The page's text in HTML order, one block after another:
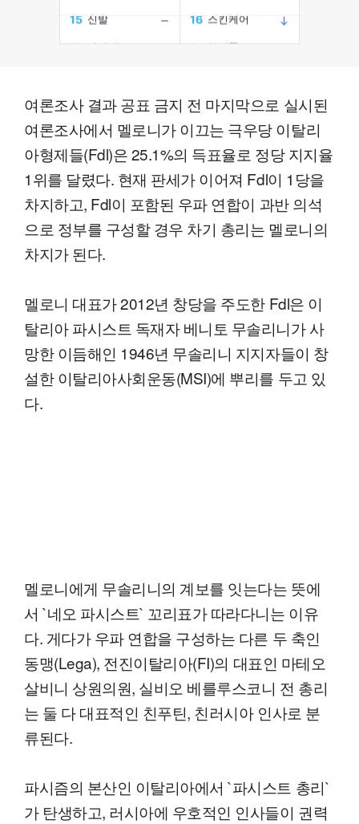
여론조사 결과 공표 금지 전 마지막으로 실시된
여론조사에서 멜로니가 이끄는 극우당 이탈리
아형제들(Fdl)은 25.1%의 득표율로 정당 지지율
1위를 달렸다. 현재 판세가 이어져 Fdl이 1당을
차지하고, Fdl이 포함된 우파 연합이 과반 의석
으로 정부를 구성할 경우 차기 총리는 멜로니의
차지가 된다.
멜로니 대표가 2012년 창당을 주도한 Fdl은 이
탈리아 파시스트 독재자 베니토 무솔리니가 사
망한 이듬해인 1946년 무솔리니 지지자들이 창
설한 이탈리아사회운동(MSI)에 뿌리를 두고 있
다.
멜로니에게 무솔리니의 계보를 잇는다는 뜻에
서 `네오 파시스트` 꼬리표가 따라다니는 이유
다. 게다가 우파 연합을 구성하는 다른 두 축인
동맹(Lega), 전진이탈리아(FI)의 대표인 마테오
살비니 상원의원, 실비오 베를루스코니 전 총리
는 둘 다 대표적인 친푸틴, 친러시아 인사로 분
류된다.
파시즘의 본산인 이탈리아에서 `파시스트 총리`
가 탄생하고, 러시아에 우호적인 인사들이 권력